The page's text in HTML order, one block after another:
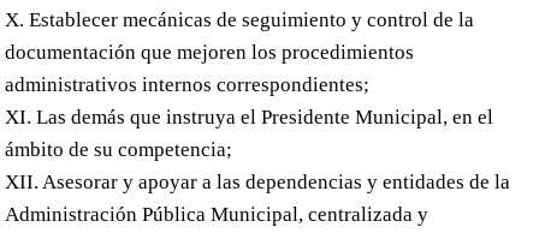
X. Establecer mecánicas de seguimiento y control de la
documentación que mejoren los procedimientos
administrativos internos correspondientes;
XI. Las demás que instruya el Presidente Municipal, en el
ámbito de su competencia;
XII. Asesorar y apoyar a las dependencias y entidades de la
Administración Pública Municipal, centralizada y